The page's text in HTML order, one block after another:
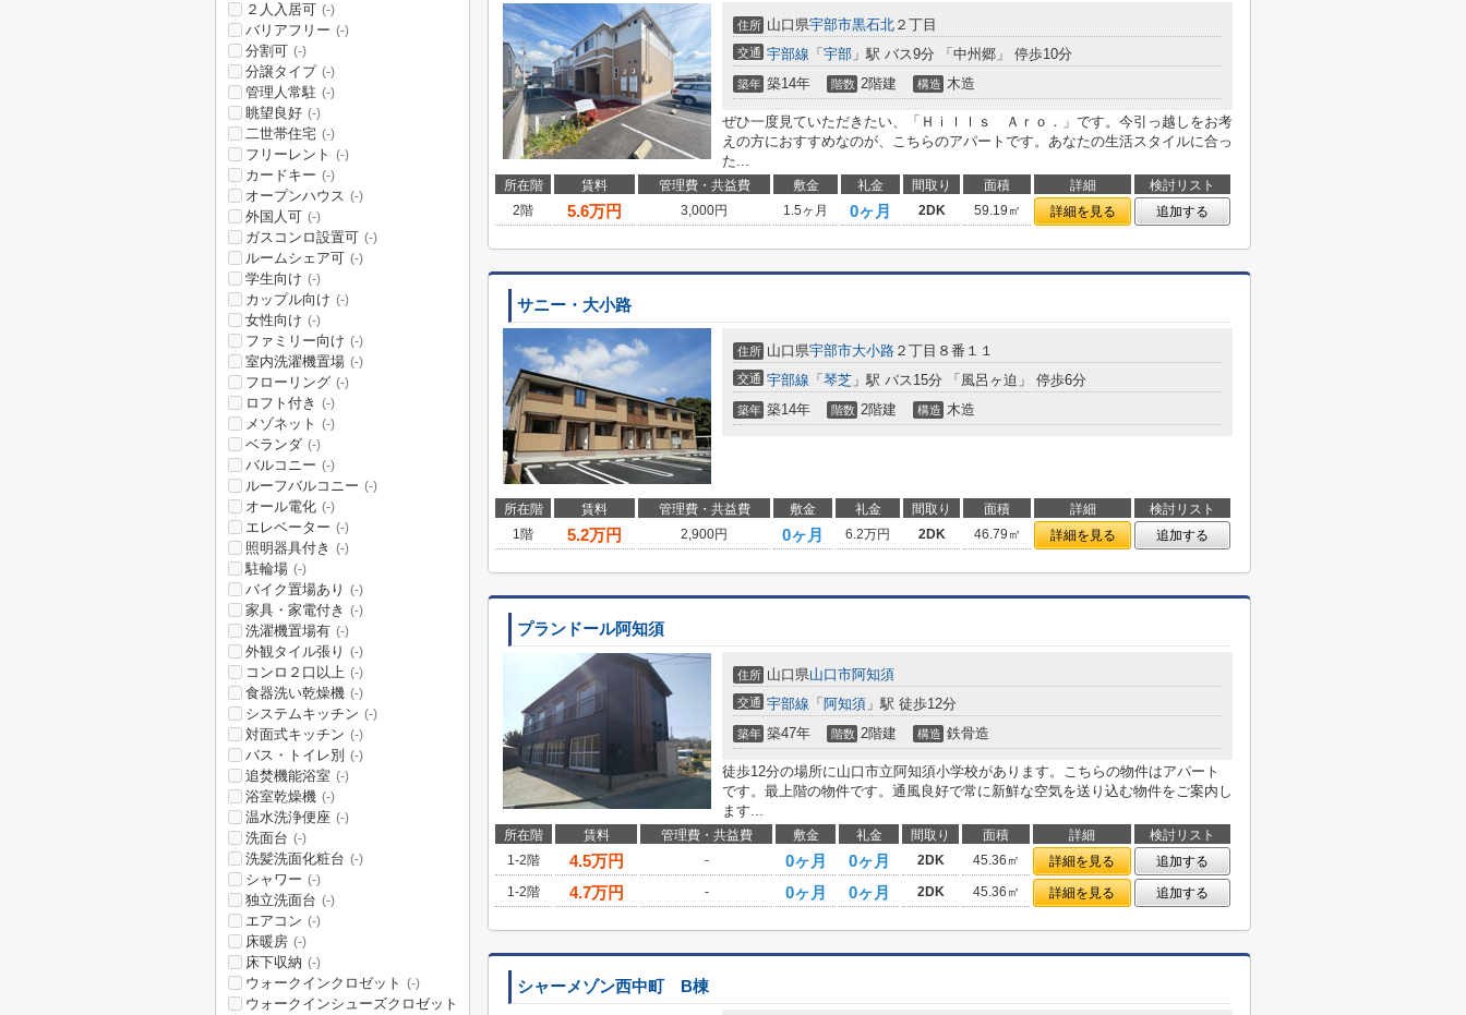
住所 山口県宇部市黒石北 ２丁目
交通 宇部線 「 宇部 」駅 バス9分 「中州郷」 停歩10分
築年 築14年 階数 2階建 構造 木造
ぜひ一度見ていただきたい、「Ｈｉｌｌｓ Ａｒｏ．」です。今引っ越しをお考
えの方におすすめなのが、こちらのアパートです。あなたの生活スタイルに合っ
た...
所在階 賃料 管理費・共益費 敷金 礼金 間取り 面積 詳細
検討リスト
2階
5.6万円 3,000円 1.5ヶ月 0ヶ月 2DK 59.19㎡ 詳細を見る 追加する
サニー・大小路
住所 山口県宇部市大小路 ２丁目８番１１
交通 宇部線 「 琴芝 」駅 バス15分 「風呂ヶ迫」 停歩6分
築年 築14年 階数 2階建 構造 木造
所在階 賃料 管理費・共益費 敷金 礼金 間取り 面積 詳細
検討リスト
1階
5.2万円 2,900円 0ヶ月 6.2万円 2DK 46.79㎡ 詳細を見る 追加する
プランドール阿知須
住所 山口県山口市阿知須
交通 宇部線 「 阿知須 」駅 徒歩12分
築年 築47年 階数 2階建 構造 鉄骨造
徒歩12分の場所に山口市立阿知須小学校があります。こちらの物件はアパート
です。最上階の物件です。通風良好で常に新鮮な空気を送り込む物件をご案内し
ます...
所在階 賃料 管理費・共益費 敷金 礼金 間取り 面積 詳細
検討リスト
1-2階
4.5万円 - 0ヶ月 0ヶ月 2DK 45.36㎡ 詳細を見る
追加する
1-2階
4.7万円 - 0ヶ月 0ヶ月 2DK 45.36㎡ 詳細を見る 追加する
シャーメゾン西中町 B棟
２人入居可 (-)
バリアフリー (-)
分割可 (-)
分譲タイプ (-)
管理人常駐 (-)
眺望良好 (-)
二世帯住宅 (-)
フリーレント (-)
カードキー (-)
オープンハウス (-)
外国人可 (-)
ガスコンロ設置可 (-)
ルームシェア可 (-)
学生向け (-)
カップル向け (-)
女性向け (-)
ファミリー向け (-)
室内洗濯機置場 (-)
フローリング (-)
ロフト付き (-)
メゾネット (-)
ベランダ (-)
バルコニー (-)
ルーフバルコニー (-)
オール電化 (-)
エレベーター (-)
照明器具付き (-)
駐輪場 (-)
バイク置場あり (-)
家具・家電付き (-)
洗濯機置場有 (-)
外観タイル張り (-)
コンロ２口以上 (-)
食器洗い乾燥機 (-)
システムキッチン (-)
対面式キッチン (-)
バス・トイレ別 (-)
追焚機能浴室 (-)
浴室乾燥機 (-)
温水洗浄便座 (-)
洗面台 (-)
洗髪洗面化粧台 (-)
シャワー (-)
独立洗面台 (-)
エアコン (-)
床暖房 (-)
床下収納 (-)
ウォークインクロゼット (-)
ウォークインシューズクロゼット